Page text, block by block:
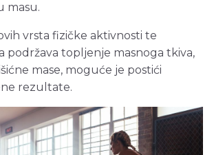
masu.
vrsta fizičke aktivnosti te
podržava topljenje masnoga tkiva,
mase, moguće je postići
rezultate.